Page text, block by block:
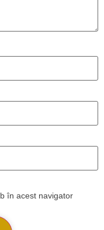
în acest navigator